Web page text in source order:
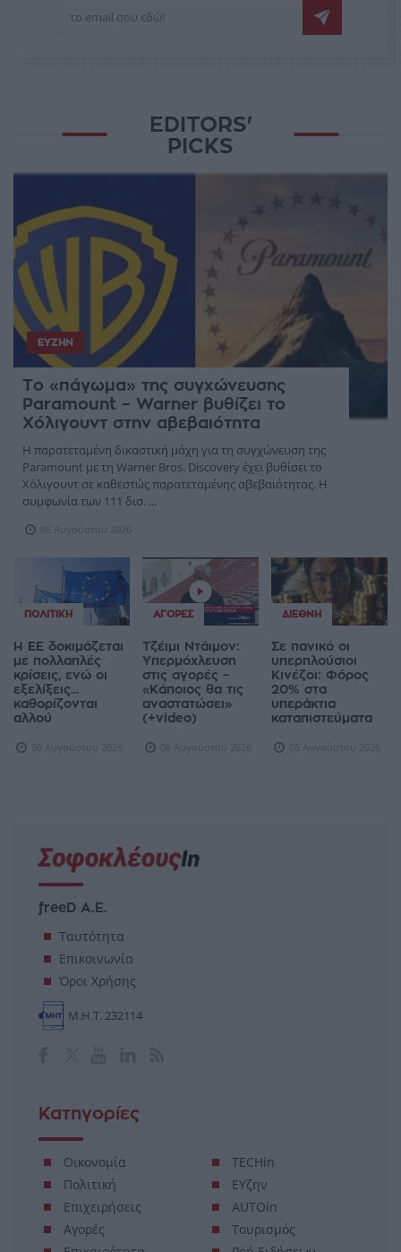
EDITORS'
PICKS
ΕΥΖΗΝ
Το «πάγωμα» της συγχώνευσης
Paramount – Warner βυθίζει το
Χόλιγουντ στην αβεβαιότητα
Η παρατεταμένη δικαστική μάχη για τη συγχώνευση της
Paramount με τη Warner Bros. Discovery έχει βυθίσει το
Χόλιγουντ σε καθεστώς παρατεταμένης αβεβαιότητας. Η
συμφωνία των 111 δισ. ...
06 Αυγούστου 2026
ΠΟΛΙΤΙΚΉ
Η ΕΕ δοκιμάζεται
με πολλαπλές
κρίσεις, ενώ οι
εξελίξεις...
καθορίζονται
αλλού
06 Αυγούστου 2026
ΑΓΟΡΈΣ
Τζέιμι Ντάιμον:
Υπερμόχλευση
στις αγορές –
«Κάποιος θα τις
αναστατώσει»
(+video)
06 Αυγούστου 2026
ΔΙΕΘΝΉ
Σε πανικό οι
υπερπλούσιοι
Κινέζοι: Φόρος
20% στα
υπεράκτια
καταπιστεύματα
05 Αυγούστου 2026
freeD Α.Ε.
Ταυτότητα
Επικοινωνία
Όροι Χρήσης
Μ.Η.Τ. 232114
Κατηγορίες
Οικονομία
Πολιτική
Επιχειρήσεις
Αγορές
TECHin
ΕΥζην
AUTOin
Τουρισμός